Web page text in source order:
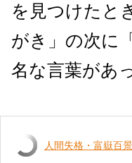
を見つけたと
がき」の次に
名な言葉があ
人間失格・富嶽百